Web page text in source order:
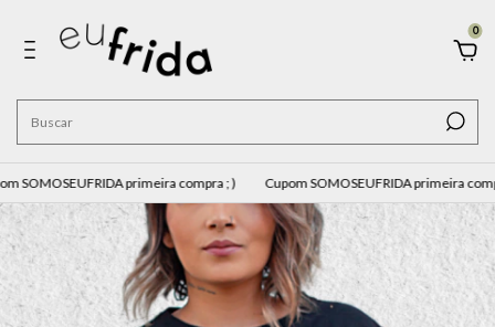
0
primeira compra ; ) Cupom SOMOSEUFRIDA primeira compra